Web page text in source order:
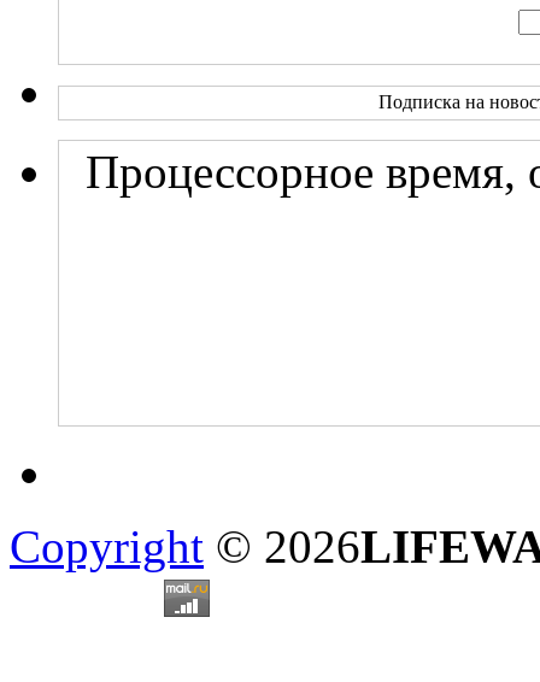
Подписка на
Процессорное время,
Copyright © 2026